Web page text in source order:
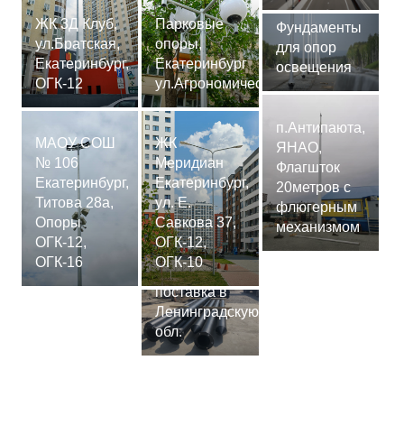
ЖК 3Д Клуб,
ул.Братская,
Екатеринбург,
ОГК-12
МАОУ СОШ
№ 106
Екатеринбург,
Титова 28а,
Опоры
ОГК-12,
ОГК-16
Парковые
опоры,
Екатеринбург
ул.Агрономическая
ЖК
Меридиан
Екатеринбург,
ул. Е.
Савкова 37,
ОГК-12,
ОГК-10
Сваи
СМ-7,75м,
поставка в
Ленинградскую
обл.
Фундаменты
для опор
освещения
п.Антипаюта,
ЯНАО,
Флагшток
20метров с
флюгерным
механизмом